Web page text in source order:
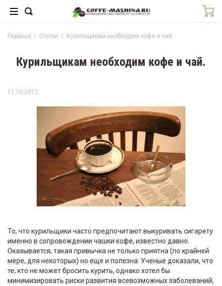
Главная / Статьи / Курильщикам необходим кофе и чай.
Курильщикам необходим кофе и чай.
11.10.2012
То, что курильщики часто предпочитают выкуривать сигарету
именно в сопровождении чашки кофе, известно давно.
Оказывается, такая привычка не только приятна (по крайней
мере, для некоторых) но еще и полезна. Ученые доказали, что
те, кто не может бросить курить, однако хотел бы
минимизировать риски развития всевозможных заболеваний,